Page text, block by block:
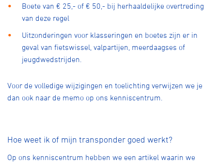
Boete van € 25,- of € 50,- bij herhaaldelijke overtreding
van deze regel
Uitzonderingen voor klasseringen en boetes zijn er in
geval van fietswissel, valpartijen, meerdaagses of
jeugdwedstrijden.
Voor de volledige wijzigingen en toelichting verwijzen we je
dan ook naar de memo op ons kenniscentrum.
Hoe weet ik of mijn transponder goed werkt?
Op ons kenniscentrum hebben we een artikel waarin we